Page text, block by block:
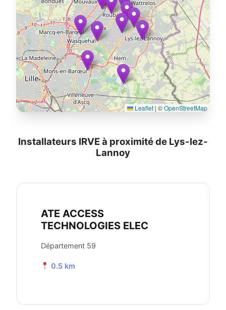
Leaflet | ©OpenStreetMap
Installateurs IRVE à proximité de Lys-lez-
Lannoy
ATE ACCESS
TECHNOLOGIES ELEC
Département 59
0.5 km